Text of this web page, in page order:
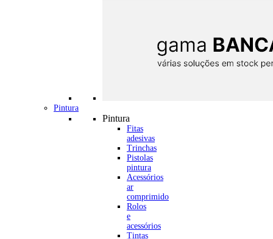
Pintura
Pintura
Fitas
adesivas
Trinchas
Pistolas
pintura
Acessórios
ar
comprimido
Rolos
e
acessórios
Tintas